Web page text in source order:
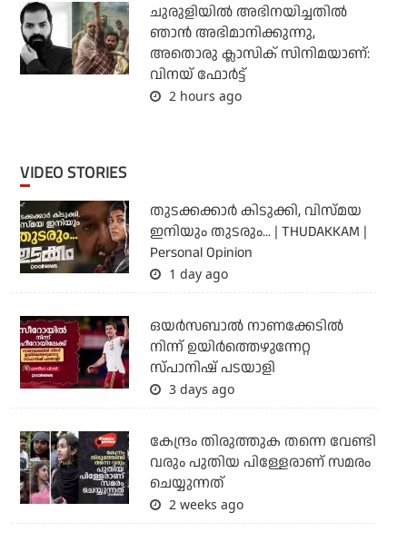
ചുരുളിയിൽ അഭിനയിച്ചതിൽ
ഞാൻ അഭിമാനിക്കുന്നു,
അതൊരു ക്ലാസിക് സിനിമയാണ്:
വിനയ് ഫോർട്ട്
2 hours ago
VIDEO STORIES
തുടക്കക്കാര്‍ കിടുക്കി, വിസ്മയ
ഇനിയും തുടരും... | THUDAKKAM |
Personal Opinion
1 day ago
ഒയര്‍സബാൽ നാണക്കേടിൽ
നിന്ന് ഉയിർത്തെഴുന്നേറ്റ
സ്പാനിഷ് പടയാളി
3 days ago
കേന്ദ്രം തിരുത്തുക തന്നെ വേണ്ടി
വരും പുതിയ പിള്ളേരാണ് സമരം
ചെയ്യുന്നത്
2 weeks ago